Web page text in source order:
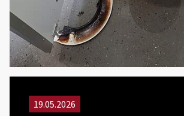
19.05.2026